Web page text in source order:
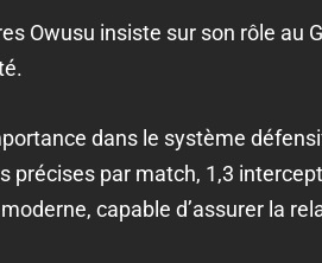
Owusu insiste sur son rôle au
dans le système
précises par match, 1,3
capable d’assurer la